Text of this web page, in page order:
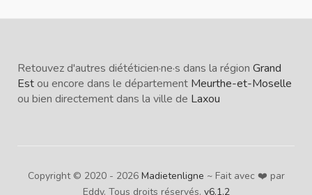
Retouvez d'autres diététicien·ne·s dans la région Grand
Estou encore dans le département Meurthe-et-Moselle
ou bien directement dans la ville de Laxou
Copyright © 2020 - 2026 Madietenligne ~ Fait avec ❤️ par
Eddy. Tous droits réservés. v6.1.2